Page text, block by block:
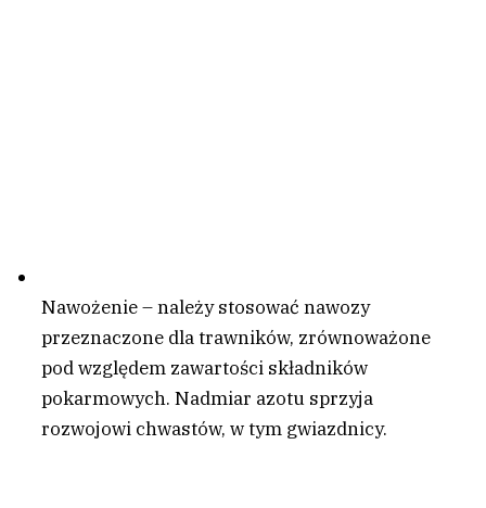
Nawożenie – należy stosować nawozy
przeznaczone dla trawników, zrównoważone
pod względem zawartości składników
pokarmowych. Nadmiar azotu sprzyja
rozwojowi chwastów, w tym gwiazdnicy.